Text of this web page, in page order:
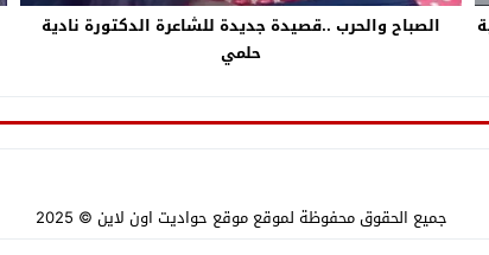
الصباح والحرب ..قصيدة جديدة للشاعرة الدكتورة نادية
حلمي
جميع الحقوق محفوظة لموقعموقع حواديت اون لاين © 2025